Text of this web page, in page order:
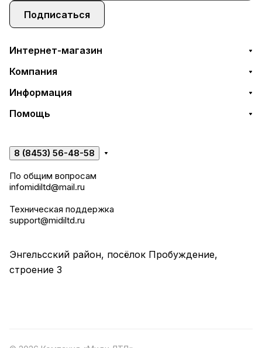
Подписаться
Интернет-магазин
Компания
Информация
Помощь
8 (8453) 56-48-58
По общим вопросам
infomidiltd@mail.ru
Техническая поддержка
support@midiltd.ru
Энгельсский район, посёлок Пробуждение,
строение 3